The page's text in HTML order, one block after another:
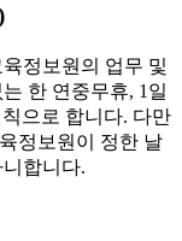
정보원의 업무 및
한 연중무휴, 1일
칙으로 합니다. 다만
정보원이 정한 날
합니다.